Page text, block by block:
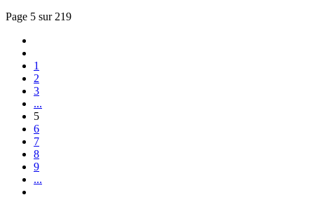
Page 5 sur 219
1
2
3
...
5
6
7
8
9
...